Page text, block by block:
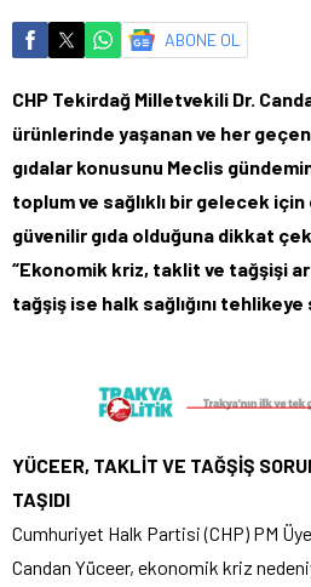
ABONE OL
CHP Tekirdağ Milletvekili Dr.
ürünlerinde yaşanan ve her
gıdalar konusunu Meclis
toplum ve sağlıklı bir gelecek
güvenilir gıda olduğuna dikkat
“Ekonomik kriz, taklit ve tağşişi
tağşiş ise halk sağlığını
YÜCEER, TAKLİT VE TAĞŞİŞ
TAŞIDI
Cumhuriyet Halk Partisi (CHP) PM
Candan Yüceer, ekonomik kriz